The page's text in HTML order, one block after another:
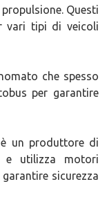
Questi
vari tipi di veicoli
che spesso
per garantire
un produttore di
e utilizza motori
sicurezza